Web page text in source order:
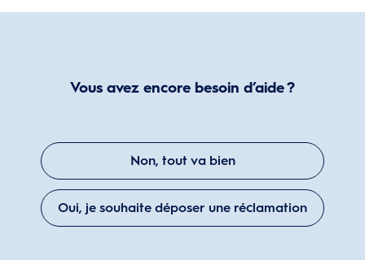
Vous avez encore besoin d’aide ?
Non, tout va bien
Oui, je souhaite déposer une réclamation